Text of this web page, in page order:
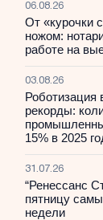
06.08.26
От «курочки
ножом:
работе на
03.08.26
Роботизация
рекорды:
15% в 2025
31.07.26
“Ренессанс
пятницу
недели